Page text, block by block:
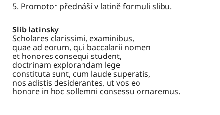
5. Promotor přednáší v latině formuli slibu.
Slib latinsky
Scholares clarissimi, examinibus,
quae ad eorum, qui baccalarii nomen
et honores consequi student,
doctrinam explorandam lege
constituta sunt, cum laude superatis,
nos adistis desiderantes, ut vos eo
honore in hoc sollemni consessu ornaremus.